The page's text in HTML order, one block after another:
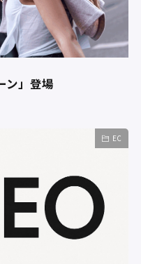
ン」登場
EC